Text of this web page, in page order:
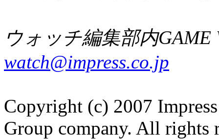
ウォッチ編集部内GAME
watch@impress.co.jp
Copyright (c) 2007
Group company. All rights